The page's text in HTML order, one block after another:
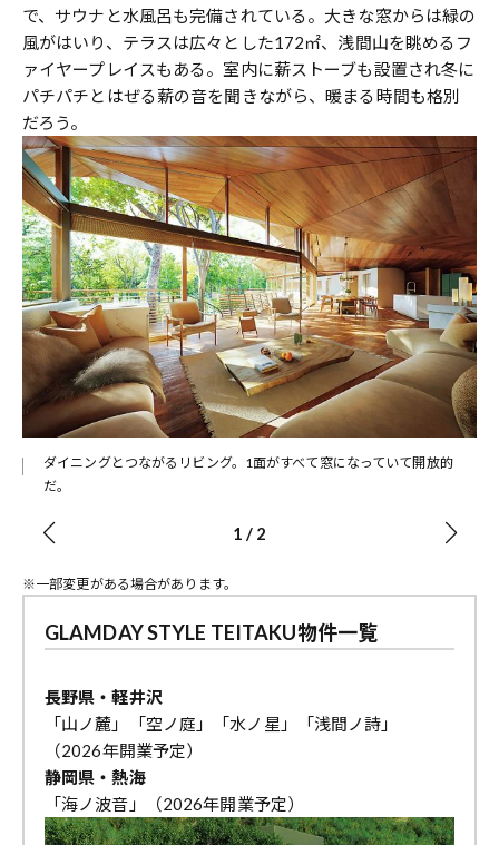
で、サウナと水風呂も完備されている。大きな窓からは緑の
風がはいり、テラスは広々とした172㎡、浅間山を眺めるフ
ァイヤープレイスもある。室内に薪ストーブも設置され冬に
パチパチとはぜる薪の音を聞きながら、暖まる時間も格別
だろう。
ダイニングとつながるリビング。1面がすべて窓になっていて開放的
だ。
1 / 2
※一部変更がある場合があります。
GLAMDAY STYLE TEITAKU物件一覧
長野県・軽井沢
「山ノ麓」「空ノ庭」「水ノ星」「浅間ノ詩」
（2026年開業予定）
静岡県・熱海
「海ノ波音」（2026年開業予定）